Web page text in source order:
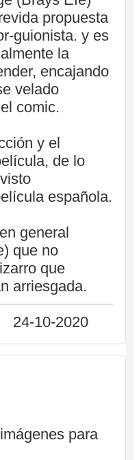
propuesta
guionista. y es
la
encajando
velado
comic.
y el
de lo
española.
general
que no
que
arriesgada.
24-10-2020
para